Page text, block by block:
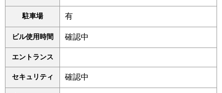
駐車場 有
ビル使用時間 確認中
エントランス
セキュリティ 確認中